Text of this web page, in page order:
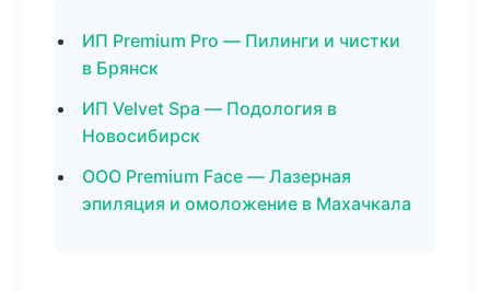
ИП Premium Pro — Пилинги и чистки
в Брянск
ИП Velvet Spa — Подология в
Новосибирск
ООО Premium Face — Лазерная
эпиляция и омоложение в Махачкала